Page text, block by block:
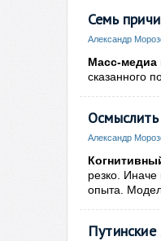
Семь
Александр
Масс-медиа
сказанного
Александр
резко. Иначе
опыта.